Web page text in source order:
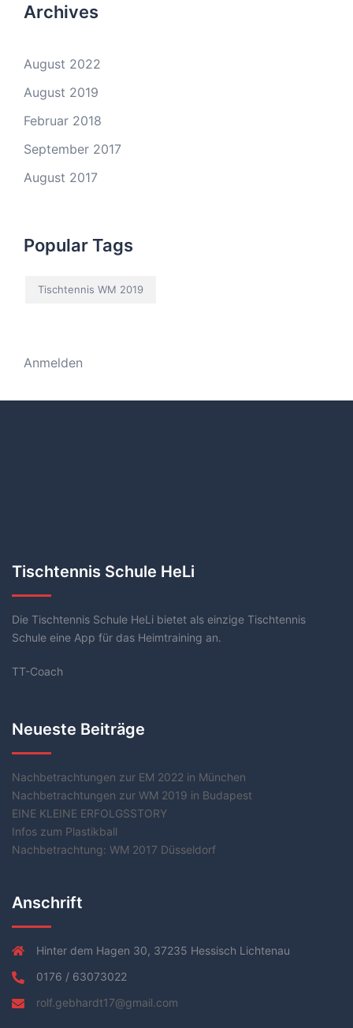
Archives
August 2022
August 2019
Februar 2018
September 2017
August 2017
Popular Tags
Tischtennis WM 2019
Anmelden
Tischtennis Schule HeLi
Die Tischtennis Schule HeLi bietet als einzige Tischtennis
Schule eine App für das Heimtraining an.
TT-Coach
Neueste Beiträge
Nachbetrachtungen zur EM 2022 in München
Nachbetrachtungen zur WM 2019 in Budapest
EINE KLEINE ERFOLGSSTORY
Infos zum Plastikball
Nachbetrachtung: WM 2017 Düsseldorf
Anschrift
Hinter dem Hagen 30, 37235 Hessisch Lichtenau
0176 / 63073022
rolf.gebhardt17@gmail.com